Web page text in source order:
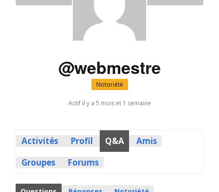
@webmestre
Notoriété
Actif il y a 5 mois et 1 semaine
Activités Profil Q&A
Amis
Groupes
Forums